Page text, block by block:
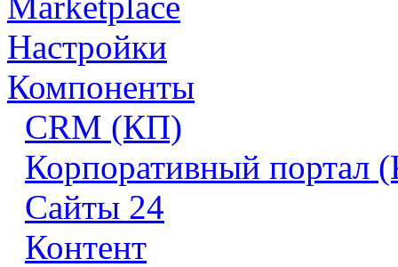
Настройки
Компоненты
CRM (КП)
Корпоративный портал
Сайты 24
Контент